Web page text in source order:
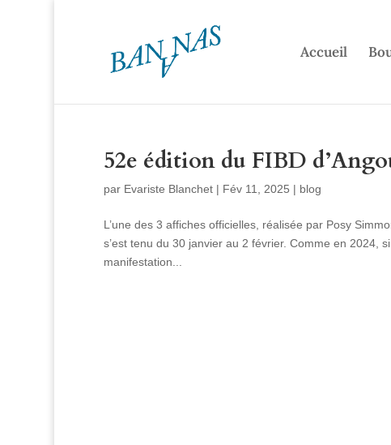
Accueil
52e édition du FIBD
par Evariste Blanchet| Fév 11, 2025 | blog
L’une des 3 affiches officielles, réalisée par Posy
s’est tenu du 30 janvier au 2 février. Comme en 2024,
manifestation...